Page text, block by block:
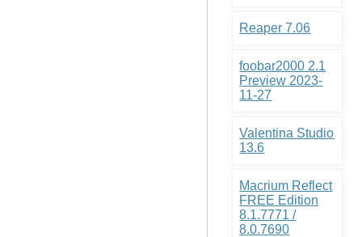
Reaper 7.06
foobar2000 2.1
Preview 2023-
11-27
Valentina Studio
13.6
Macrium Reflect
FREE Edition
8.1.7771 /
8.0.7690